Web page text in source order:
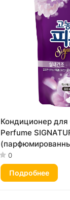
Кондиционер для
Perfume
концентрат с
дождя») 300 мл,
0
Подробнее